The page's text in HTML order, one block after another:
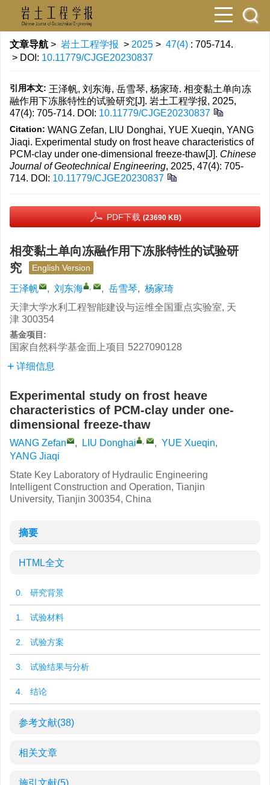
文章导航 > 岩土工程学报 > 2025 > 47(4) : 705-714.
> DOI: 10.11779/CJGE20230837
引用本文: 王泽帆, 刘东海, 岳雪琴, 杨家琦. 相变黏土单向冻
融作用下冻胀特性的试验研究[J]. 岩土工程学报, 2025,
47(4): 705-714. DOI: 10.11779/CJGE20230837
Citation: WANG Zefan, LIU Donghai, YUE Xueqin, YANG
Jiaqi. Experimental study on frost heave characteristics of
PCM-clay under one-dimensional freeze-thaw[J]. Chinese
Journal of Geotechnical Engineering, 2025, 47(4): 705-
714. DOI: 10.11779/CJGE20230837
PDF下载 (23690 KB)
相变黏土单向冻融作用下冻胀特性的试验研
究
English Version
王泽帆 , 刘东海 , , 岳雪琴, 杨家琦
天津大学水利工程智能建设与运维全国重点实验室, 天
津 300354
基金项目:
国家自然科学基金面上项目 5227090128
详细信息
Experimental study on frost heave
characteristics of PCM-clay under one-
dimensional freeze-thaw
WANG Zefan , LIU Donghai , , YUE Xueqin,
YANG Jiaqi
State Key Laboratory of Hydraulic Engineering
Intelligent Construction and Operation, Tianjin
University, Tianjin 300354, China
摘要
HTML全文
0. 研究背景
1. 试验材料
2. 试验方案
3. 试验结果与分析
4. 结论
参考文献(38)
相关文章
施引文献(5)